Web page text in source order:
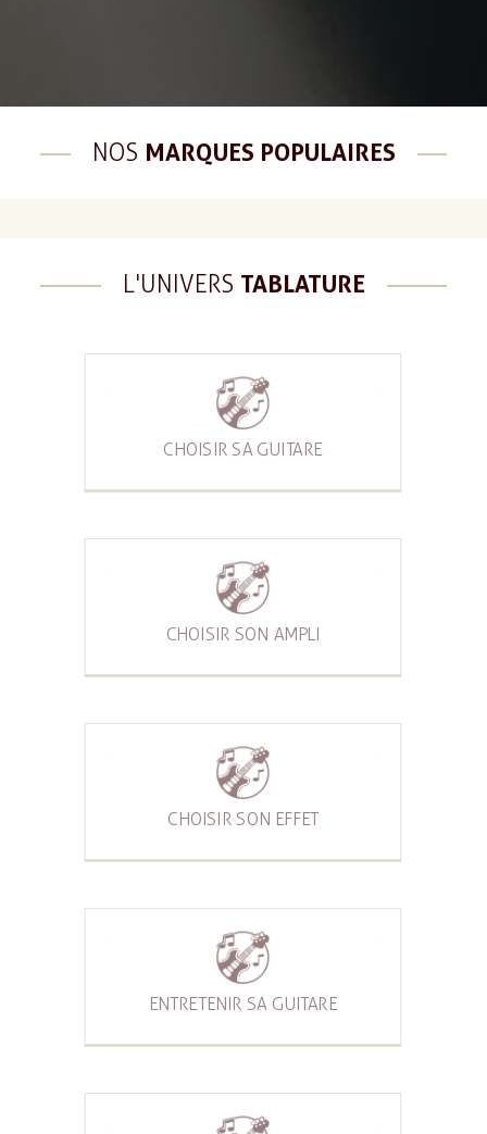
NOS MARQUES POPULAIRES
L'UNIVERS TABLATURE
CHOISIR SA GUITARE
CHOISIR SON AMPLI
CHOISIR SON EFFET
ENTRETENIR SA GUITARE